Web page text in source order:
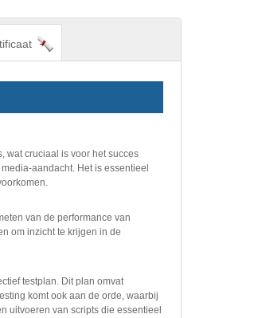
wat cruciaal is voor het succes
aandacht. Het is essentieel
van de performance van
om inzicht te krijgen in de
testplan. Dit plan omvat
komt ook aan de orde, waarbij
uitvoeren van scripts die essentieel